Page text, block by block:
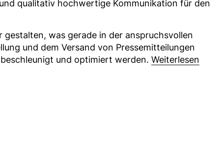
qualitativ hochwertige Kommunikation für den
was gerade in der anspruchsvollen
und dem Versand von Pressemitteilungen
und optimiert werden. Weiterlesen